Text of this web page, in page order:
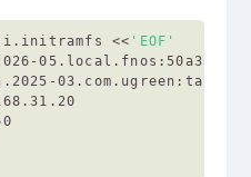
<< 'EOF'